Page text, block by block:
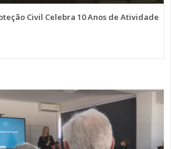
Civil Celebra 10 Anos de Atividade